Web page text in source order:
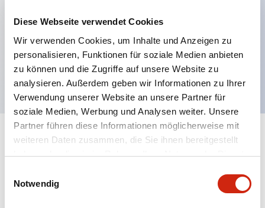
Diese Webseite verwendet Cookies
Wir verwenden Cookies, um Inhalte und Anzeigen zu
personalisieren, Funktionen für soziale Medien anbieten
zu können und die Zugriffe auf unsere Website zu
analysieren. Außerdem geben wir Informationen zu Ihrer
Verwendung unserer Website an unsere Partner für
soziale Medien, Werbung und Analysen weiter. Unsere
Partner führen diese Informationen möglicherweise mit
weiteren Daten zusammen, die Sie ihnen bereitgestellt
haben oder die sie im Rahmen Ihrer Nutzung der Dienste
Notwendig
Mehrfachbefestigung möglich
eine hochsichere Stiftzuhaltungsstruktur
Schutzart IP65 (IEC60529)
Spezifikationen Alle erweitern